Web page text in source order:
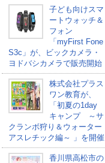
子ども向けスマ
ートウォッチ＆
フォン
「myFirst Fone
S3c」が、ビックカメラ・
ヨドバシカメラで販売開始
株式会社プラス
ワン教育が、
「初夏の1day
キャンプ ～サ
クランボ狩り＆ウォーター
アスレチック編～ 」を開催
香川県高松市の